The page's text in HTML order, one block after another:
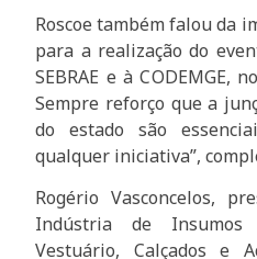
Roscoe também falou da
para a realização do
SEBRAE e à CODEMGE,
Sempre reforço que a
do estado são
qualquer iniciativa”,
Rogério Vasconcelos,
Indústria de Insumos
Vestuário, Calçados e